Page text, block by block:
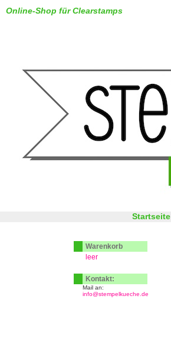
Online-Shop für Clearstamps
Startseite
Warenkorb
leer
Kontakt:
Mail an:
info@stempelkueche.de